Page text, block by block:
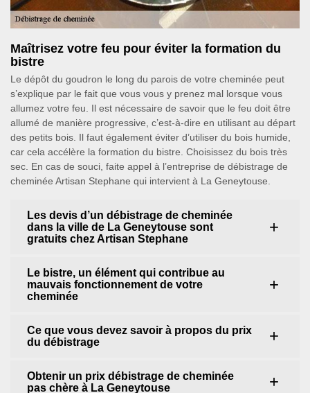
Maîtrisez votre feu pour éviter la formation du
bistre
Le dépôt du goudron le long du parois de votre cheminée peut
s’explique par le fait que vous vous y prenez mal lorsque vous
allumez votre feu. Il est nécessaire de savoir que le feu doit être
allumé de manière progressive, c’est-à-dire en utilisant au départ
des petits bois. Il faut également éviter d’utiliser du bois humide,
car cela accélère la formation du bistre. Choisissez du bois très
sec. En cas de souci, faite appel à l’entreprise de débistrage de
cheminée Artisan Stephane qui intervient à La Geneytouse.
Les devis d’un débistrage de cheminée
dans la ville de La Geneytouse sont
gratuits chez Artisan Stephane
Le bistre, un élément qui contribue au
mauvais fonctionnement de votre
cheminée
Ce que vous devez savoir à propos du prix
du débistrage
Obtenir un prix débistrage de cheminée
pas chère à La Geneytouse